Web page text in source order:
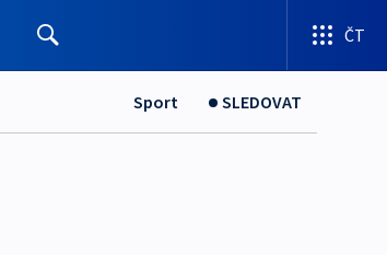
ČT
Sport SLEDOVAT